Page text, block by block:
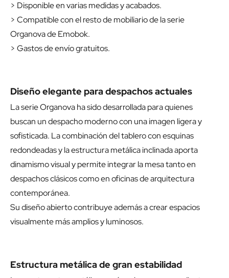
> Disponible en varias medidas y acabados.
> Compatible con el resto de mobiliario de la serie
Organova de Emobok.
> Gastos de envío gratuitos.
Diseño elegante para despachos actuales
La serie Organova ha sido desarrollada para quienes
buscan un despacho moderno con una imagen ligera y
sofisticada. La combinación del tablero con esquinas
redondeadas y la estructura metálica inclinada aporta
dinamismo visual y permite integrar la mesa tanto en
despachos clásicos como en oficinas de arquitectura
contemporánea.
Su diseño abierto contribuye además a crear espacios
visualmente más amplios y luminosos.
Estructura metálica de gran estabilidad